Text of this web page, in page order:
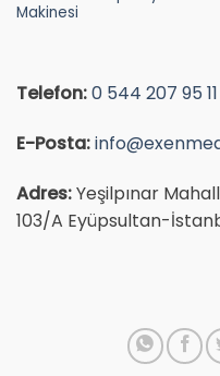
Makinesi
Telefon:0 544 207 95 11
E-Posta:
Adres:Yeşilpınar
103/A Eyüpsultan-